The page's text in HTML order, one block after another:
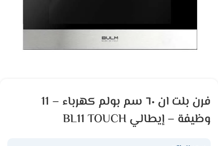
فرن بلت ان ٦٠ سم بولم كهرباء – 11
وظيفة – إيطالي BL11 TOUCH